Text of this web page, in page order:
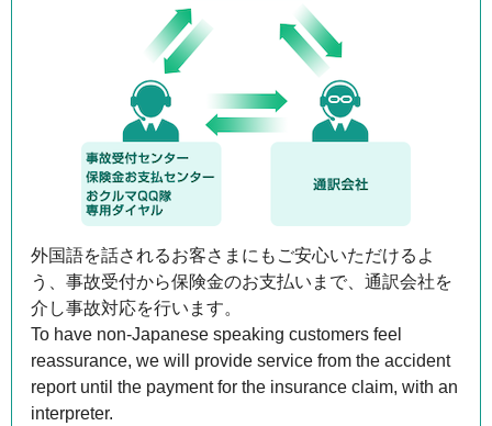
外国語を話されるお客さまにもご安心いただけるよ
う、事故受付から保険金のお支払いまで、通訳会社を
介し事故対応を行います。
To have non-Japanese speaking customers feel
reassurance, we will provide service from the accident
report until the payment for the insurance claim, with an
interpreter.